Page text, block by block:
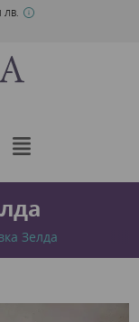
ЛВ.
Зелда